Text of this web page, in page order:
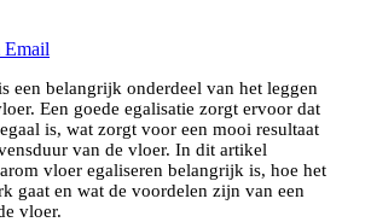
Email
een belangrijk onderdeel van het leggen
Een goede egalisatie zorgt ervoor dat
is, wat zorgt voor een mooi resultaat
van de vloer. In dit artikel
vloer egaliseren belangrijk is, hoe het
gaat en wat de voordelen zijn van een
vloer.